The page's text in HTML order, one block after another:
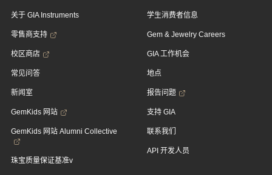
关于 GIA Instruments
零售商支持
校区商店
常见问答
新闻室
GemKids 网站
GemKids 网站 Alumni Collective
珠宝质量保证基准v
学生消费者信息
Gem & Jewelry Careers
GIA 工作机会
地点
报告问题
支持 GIA
联系我们
API 开发人员